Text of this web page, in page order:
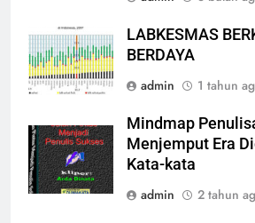
LABKESMAS
BERDAYA
admin
1 tahun
Mindmap
Menjemput Era
Kata-kata
admin
2 tahun